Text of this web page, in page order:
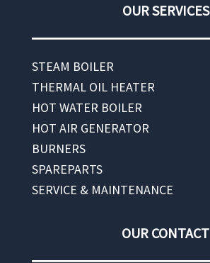
OUR SERVICES
STEAM BOILER
THERMAL OIL HEATER
HOT WATER BOILER
HOT AIR GENERATOR
BURNERS
SPAREPARTS
SERVICE & MAINTENANCE
OUR CONTACT